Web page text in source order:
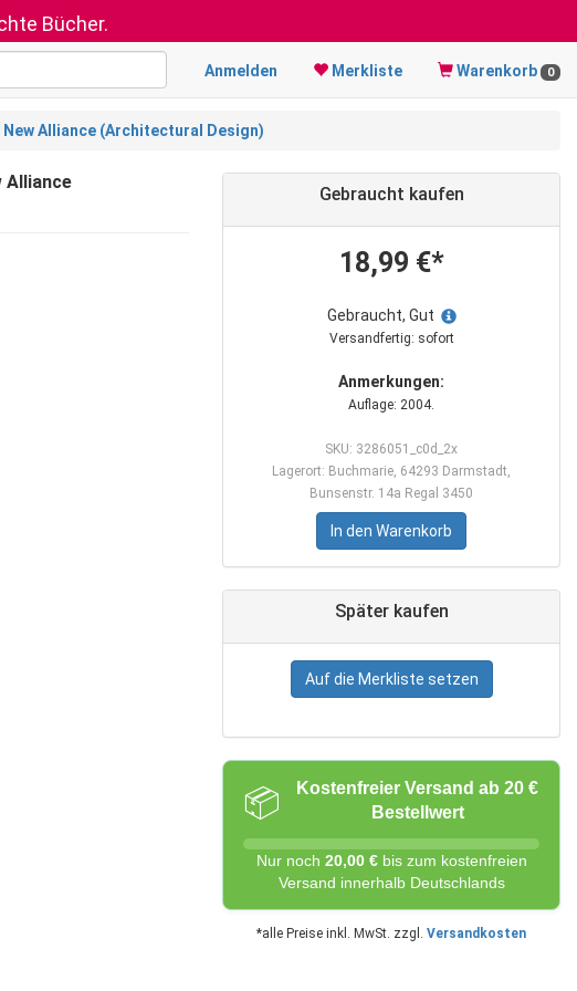
Bücher.
Anmelden Merkliste Warenkorb 0
Alliance (Architectural Design)
Alliance
Gebraucht kaufen
18,99 €*
Gebraucht, Gut
Versandfertig: sofort
Anmerkungen:
Auflage: 2004.
SKU: 3286051_c0d_2x
Lagerort: Buchmarie, 64293 Darmstadt,
Bunsenstr. 14a Regal 3450
In den Warenkorb
Später kaufen
Auf die Merkliste setzen
📦
Kostenfreier Versand ab 20 €
Bestellwert
Nur noch 20,00 €bis zum kostenfreien
Versand innerhalb Deutschlands
*alle Preise inkl. MwSt. zzgl. Versandkosten